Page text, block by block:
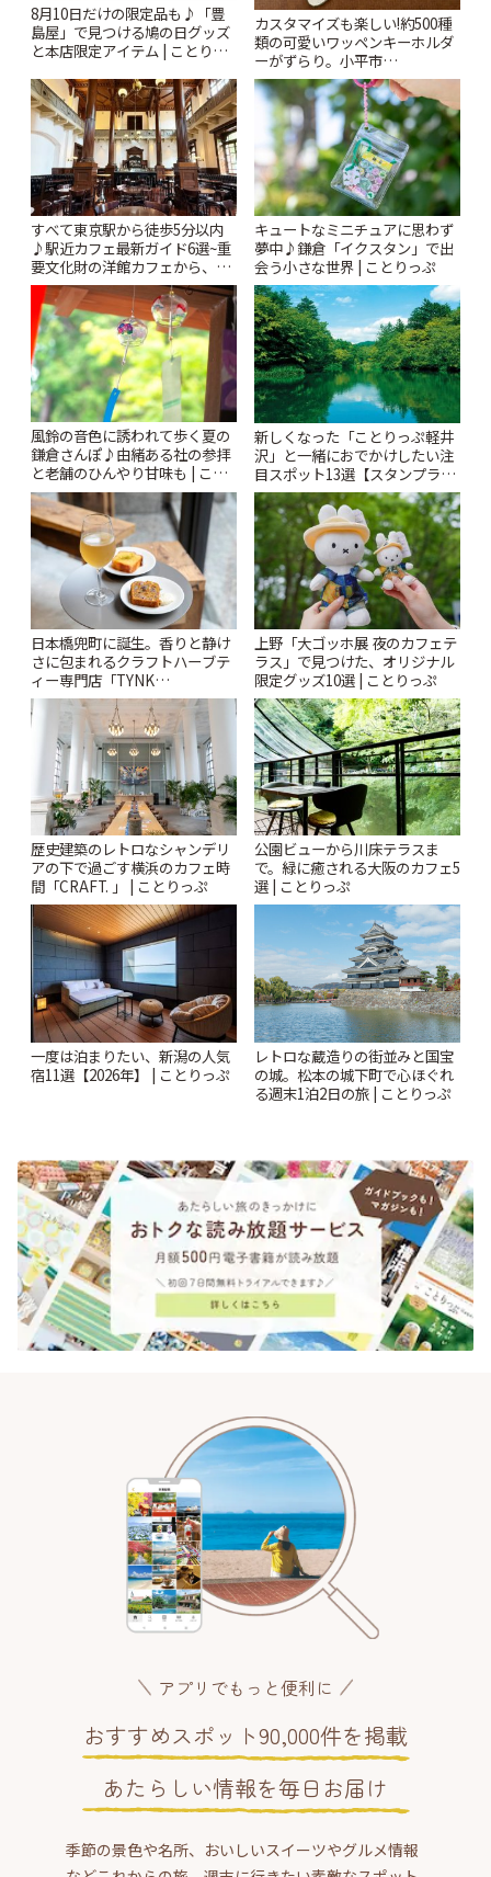
8月10日だけの限定品も♪「豊
島屋」で見つける鳩の日グッズ
と本店限定アイテム | ことりっ
カスタマイズも楽しい!約500種
類の可愛いワッペンキーホルダ
ーがずらり。小平市
「Kimamaya T&K」 | ことりっ
ぷ
すべて東京駅から徒歩5分以内
♪駅近カフェ最新ガイド6選~重
要文化財の洋館カフェから、改
札すぐのレトロ喫茶まで~ | こと
りっぷ
キュートなミニチュアに思わず
夢中♪鎌倉「イクスタン」で出
会う小さな世界 | ことりっぷ
風鈴の音色に誘われて歩く夏の
鎌倉さんぽ♪由緒ある社の参拝
と老舗のひんやり甘味も | こと
りっぷ
新しくなった「ことりっぷ軽井
沢」と一緒におでかけしたい注
目スポット13選【スタンプラリ
ー開催中】 | ことりっぷ
日本橋兜町に誕生。香りと静け
さに包まれるクラフトハーブテ
ィー専門店「TYNK
Kabutocho」 | ことりっぷ
上野「大ゴッホ展 夜のカフェテ
ラス」で見つけた、オリジナル
限定グッズ10選 | ことりっぷ
歴史建築のレトロなシャンデリ
アの下で過ごす横浜のカフェ時
間「CRAFT. 」 | ことりっぷ
公園ビューから川床テラスま
で。緑に癒される大阪のカフェ5
選 | ことりっぷ
一度は泊まりたい、新潟の人気
宿11選【2026年】 | ことりっぷ
レトロな蔵造りの街並みと国宝
の城。松本の城下町で心ほぐれ
る週末1泊2日の旅 | ことりっぷ
アプリでもっと便利に
おすすめスポット90,000件を掲載
あたらしい情報を毎日お届け
季節の景色や名所、おいしいスイーツやグルメ情報